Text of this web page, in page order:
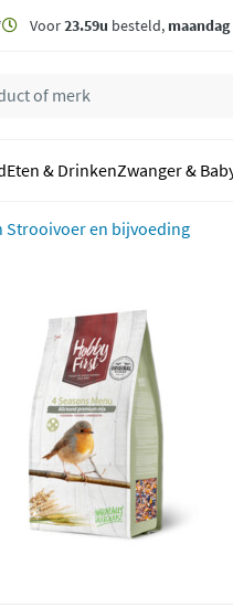
Voor23.59u besteld, maandag
Eten & DrinkenZwanger &
Strooivoer en bijvoeding